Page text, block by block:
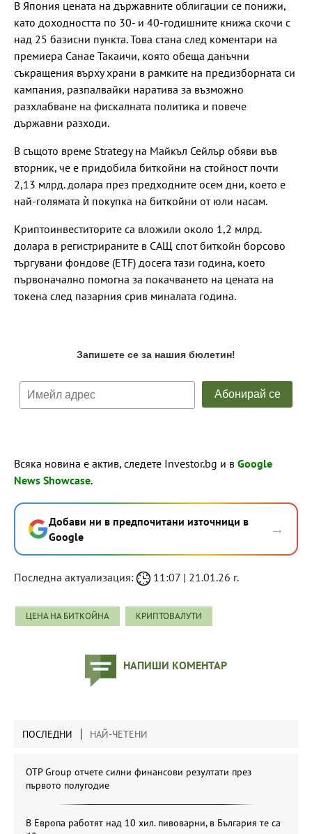
В Япония цената на държавните облигации се понижи,
като доходността по 30- и 40-годишните книжа скочи с
над 25 базисни пункта. Това стана след коментари на
премиера Санае Такаичи, която обеща данъчни
съкращения върху храни в рамките на предизборната си
кампания, разпалвайки наратива за възможно
разхлабване на фискалната политика и повече
държавни разходи.
В същото време Strategy на Майкъл Сейлър обяви във
вторник, че е придобила биткойни на стойност почти
2,13 млрд. долара през предходните осем дни, което е
най-голямата ѝ покупка на биткойни от юли насам.
Криптоинвеститорите са вложили около 1,2 млрд.
долара в регистрираните в САЩ спот биткойн борсово
търгувани фондове (ETF) досега тази година, което
първоначално помогна за покачването на цената на
токена след пазарния срив миналата година.
Всяка новина е актив, следете Investor.bg и в Google
News Showcase.
Добави ни в предпочитани източници в
Google
→
Последна актуализация: 11:07 | 21.01.26 г.
ЦЕНА НА БИТКОЙНА КРИПТОВАЛУТИ
НАПИШИ КОМЕНТАР
ПОСЛЕДНИ НАЙ-ЧЕТЕНИ
OTP Group отчете силни финансови резултати през
първото полугодие
В Европа работят над 10 хил. пивоварни, в България те са